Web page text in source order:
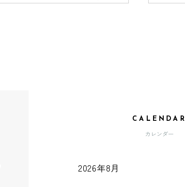
CALENDAR
カレンダー
2026年8月